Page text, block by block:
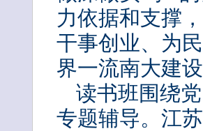
力依据和支撑 ，
干事创业、为
界一流南大建
读书班围绕
专题辅导。江